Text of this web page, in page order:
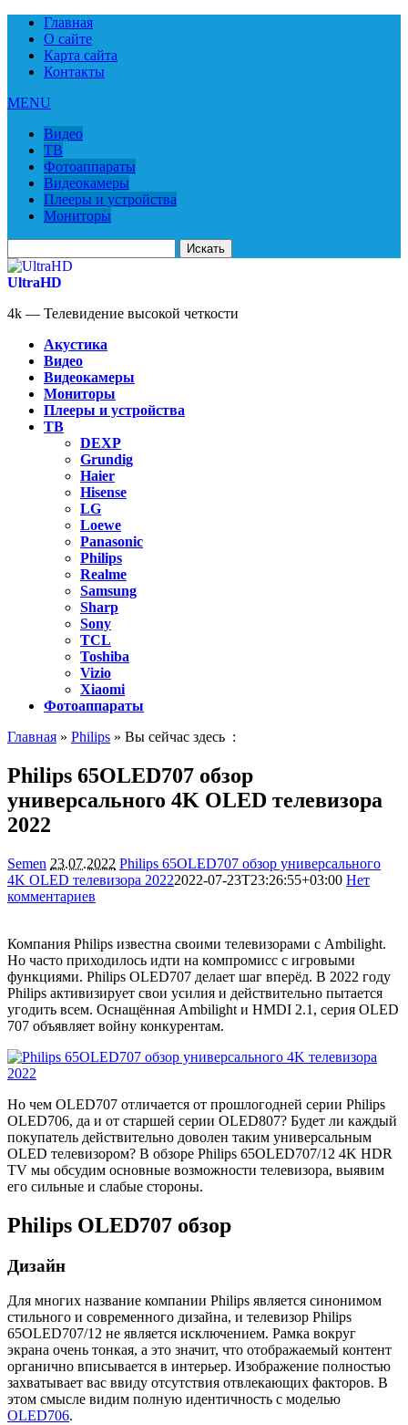
Главная
О сайте
Карта сайта
Контакты
MENU
Видео
ТВ
Фотоаппараты
Видеокамеры
Плееры и устройства
Мониторы
для:
UltraHD
4k — Телевидение высокой четкости
Акустика
Видео
Видеокамеры
Мониторы
Плееры и устройства
ТВ
DEXP
Grundig
Haier
Hisense
LG
Loewe
Panasonic
Philips
Realme
Samsung
Sharp
Sony
TCL
Toshiba
Vizio
Xiaomi
Фотоаппараты
Главная » Philips » Вы сейчас здесь :
Philips 65OLED707 обзор
универсального 4K OLED телевизора
2022
Semen 23.07.2022 Philips 65OLED707 обзор универсального
4K OLED телевизора 20222022-07-23T23:26:55+03:00 Нет
комментариев
Компания Philips известна своими телевизорами с Ambilight.
Но часто приходилось идти на компромисс с игровыми
функциями. Philips OLED707 делает шаг вперёд. В 2022 году
Philips активизирует свои усилия и действительно пытается
угодить всем. Оснащённая Ambilight и HMDI 2.1, серия OLED
707 объявляет войну конкурентам.
Но чем OLED707 отличается от прошлогодней серии Philips
OLED706, да и от старшей серии OLED807? Будет ли каждый
покупатель действительно доволен таким универсальным
OLED телевизором? В обзоре Philips 65OLED707/12 4K HDR
TV мы обсудим основные возможности телевизора, выявим
его сильные и слабые стороны.
Philips OLED707 обзор
Дизайн
Для многих название компании Philips является синонимом
стильного и современного дизайна, и телевизор Philips
65OLED707/12 не является исключением. Рамка вокруг
экрана очень тонкая, а это значит, что отображаемый контент
органично вписывается в интерьер. Изображение полностью
захватывает вас ввиду отсутствия отвлекающих факторов. В
этом смысле видим полную идентичность с моделью
OLED706.